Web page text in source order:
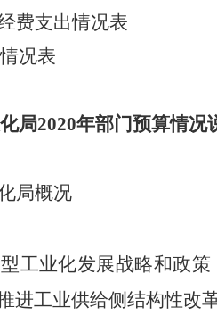
费支出情况表
况表
局2020年部门预算情况
局概况
工业化发展战略和政
进工业供给侧结构性改